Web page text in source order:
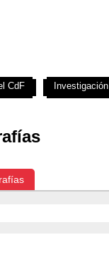
CdF Investigación